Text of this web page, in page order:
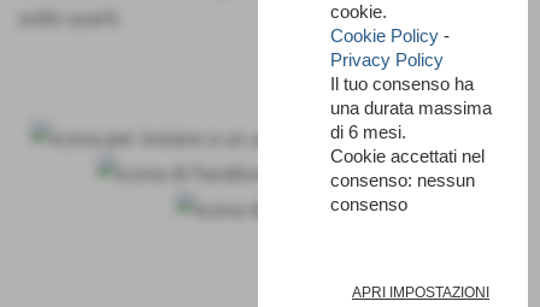
soliti usarli.
SUCCESSIVO >>
cookie.
Cookie Policy -
Privacy Policy
Il tuo consenso ha
una durata massima
di 6 mesi.
Cookie accettati nel
consenso: nessun
consenso
APRI IMPOSTAZIONI